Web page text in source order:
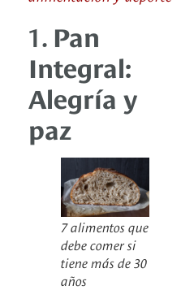
1. Pan
Integral:
Alegría y
paz
7 alimentos que
debe comer si
tiene más de 30
años